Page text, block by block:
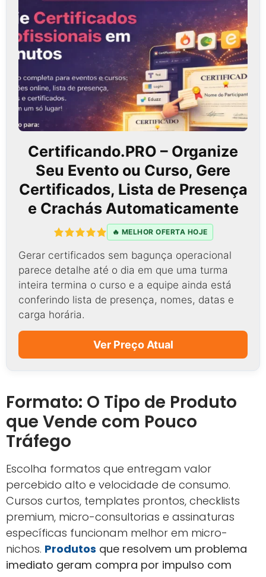
Certificando.PRO – Organize
Seu Evento ou Curso, Gere
Certificados, Lista de Presença
e Crachás Automaticamente
🔥 MELHOR OFERTA HOJE
Gerar certificados sem bagunça operacional
parece detalhe até o dia em que uma turma
inteira termina o curso e a equipe ainda está
conferindo lista de presença, nomes, datas e
carga horária.
Ver Preço Atual
Formato: O Tipo de Produto
que Vende com Pouco
Tráfego
Escolha formatos que entregam valor
percebido alto e velocidade de consumo.
Cursos curtos, templates prontos, checklists
premium, micro-consultorias e assinaturas
específicas funcionam melhor em micro-
nichos. Produtos que resolvem um problema
imediato geram compra por impulso com